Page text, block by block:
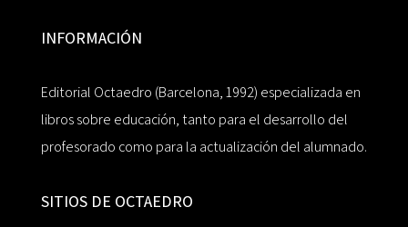
INFORMACIÓN
Editorial Octaedro (Barcelona, 1992) especializada en
libros sobre educación, tanto para el desarrollo del
profesorado como para la actualización del alumnado.
SITIOS DE OCTAEDRO